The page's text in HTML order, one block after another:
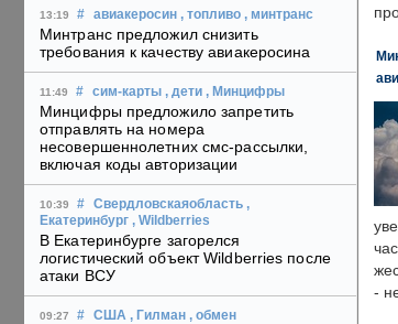
13:19 # авиакеросин , топливо , минтранс
Минтранс предложил снизить
требования к качеству авиакеросина
11:49 # сим-карты , дети , Минцифры
Минцифры предложило запретить
отправлять на номера
несовершеннолетних смс-рассылки,
включая коды авторизации
10:39 # Свердловскаяобласть ,
Екатеринбург , Wildberries
В Екатеринбурге загорелся
логистический объект Wildberries после
атаки ВСУ
09:27 # США , Гилман , обмен
-